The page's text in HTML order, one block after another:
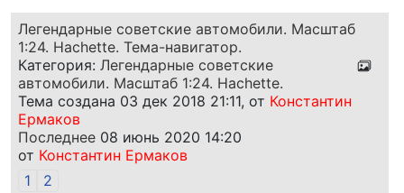
Легендарные советские автомобили. Масштаб
1:24. Hachette. Тема-навигатор.
Категория: Легендарные советские
автомобили. Масштаб 1:24. Hachette.
Тема создана 03 дек 2018 21:11, от Константин
Ермаков
Последнее 08 июнь 2020 14:20
от Константин Ермаков
1
2